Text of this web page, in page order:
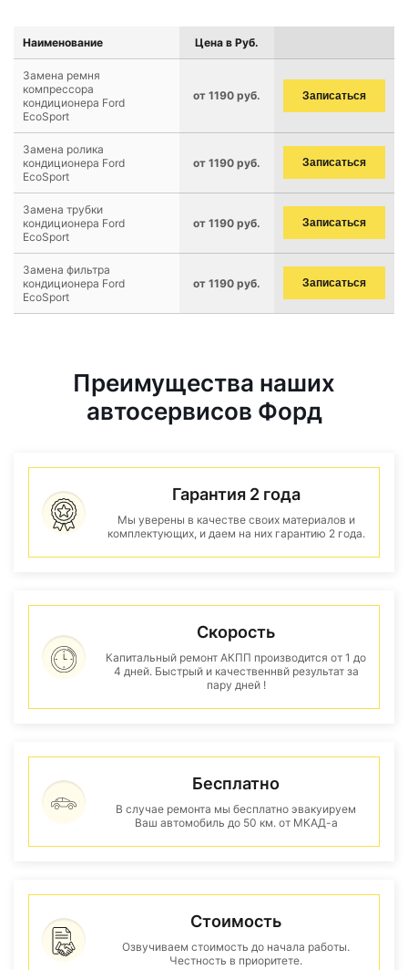
Наименование Цена в Руб.
Замена ремня
компрессора
кондиционера Ford
EcoSport
от 1190 руб. Записаться
Замена ролика
кондиционера Ford
EcoSport
от 1190 руб. Записаться
Замена трубки
кондиционера Ford
EcoSport
от 1190 руб. Записаться
Замена фильтра
кондиционера Ford
EcoSport
от 1190 руб. Записаться
Преимущества наших
автосервисов Форд
Гарантия 2 года
Мы уверены в качестве своих материалов и
комплектующих, и даем на них гарантию 2 года.
Скорость
Капитальный ремонт АКПП производится от 1 до
4 дней. Быстрый и качественнвй результат за
пару дней !
Бесплатно
В случае ремонта мы бесплатно эвакуируем
Ваш автомобиль до 50 км. от МКАД-а
Стоимость
Озвучиваем стоимость до начала работы.
Честность в приоритете.